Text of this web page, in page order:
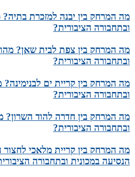
מה המרחק בין יבנה למזכרת בתיה?
ובתחבורה הציבורית?
מה המרחק בין צפת לבית שאן? מהו
ובתחבורה הציבורית?
מה המרחק בין קריית ים לבנימינה?
ובתחבורה הציבורית?
מה המרחק בין חדרה להוד השרון?
ובתחבורה הציבורית?
מה המרחק בין קריית מלאכי לחצור
הנסיעה במכונית ובתחבורה